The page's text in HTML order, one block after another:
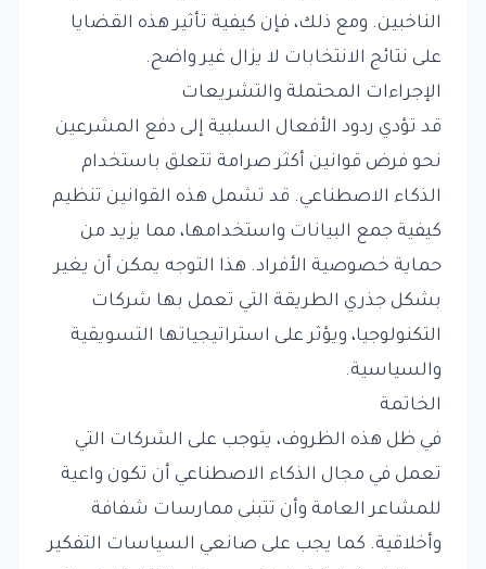
الناخبين. ومع ذلك، فإن كيفية تأثير هذه القضايا
على نتائج الانتخابات لا يزال غير واضح.
الإجراءات المحتملة والتشريعات
قد تؤدي ردود الأفعال السلبية إلى دفع المشرعين
نحو فرض قوانين أكثر صرامة تتعلق باستخدام
الذكاء الاصطناعي. قد تشمل هذه القوانين تنظيم
كيفية جمع البيانات واستخدامها، مما يزيد من
حماية خصوصية الأفراد. هذا التوجه يمكن أن يغير
بشكل جذري الطريقة التي تعمل بها شركات
التكنولوجيا، ويؤثر على استراتيجياتها التسويقية
والسياسية.
الخاتمة
في ظل هذه الظروف، يتوجب على الشركات التي
تعمل في مجال الذكاء الاصطناعي أن تكون واعية
للمشاعر العامة وأن تتبنى ممارسات شفافة
وأخلاقية. كما يجب على صانعي السياسات التفكير